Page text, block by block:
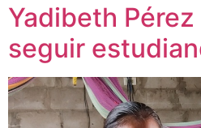
Yadibeth
seguir